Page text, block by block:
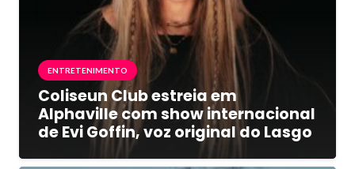
ENTRETENIMENTO
Coliseun Club estreia em
Alphaville com show internacional
de Evi Goffin, voz original do Lasgo